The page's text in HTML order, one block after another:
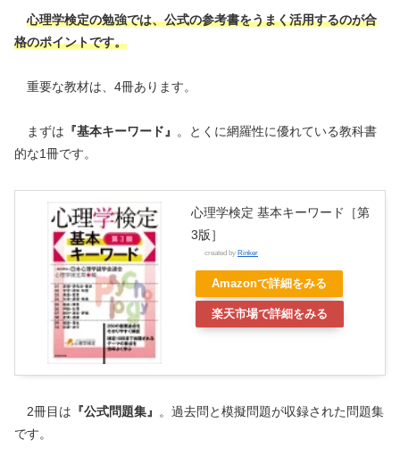
心理学検定の勉強では、公式の参考書をうまく活用するのが合
格のポイントです。
重要な教材は、4冊あります。
まずは 『基本キーワード』
。とくに網羅性に優れている教科書
的な1冊です。
心理学検定 基本キーワード［第
3版］
created by Rinker
Amazonで詳細をみる
楽天市場で詳細をみる
2冊目は 『公式問題集』
。過去問と模擬問題が収録された問題集
です。